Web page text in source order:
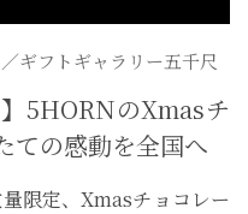
／ギフトギャラリー五千尺
5HORNのXmasチ
ての感動を全国へ
限定、Xmasチョコレー